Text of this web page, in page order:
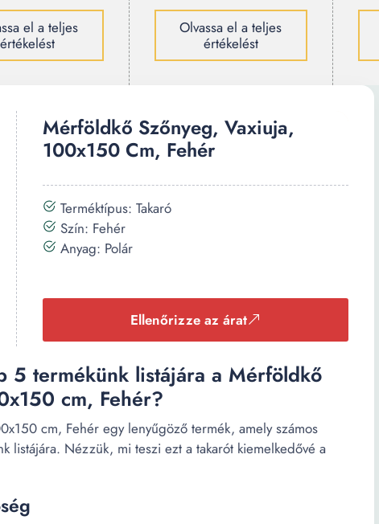
el a teljes
értékelést
Olvassa el a teljes
értékelést
Mérföldkő Szőnyeg, Vaxiuja,
100x150 Cm, Fehér
Terméktípus: Takaró
Szín: Fehér
Anyag: Polár
Ellenőrizze az árat
5 termékünk listájára a Mérföldkő
cm, Fehér?
cm, Fehér egy lenyűgöző termék, amely számos
listájára. Nézzük, mi teszi ezt a takarót kiemelkedővé a